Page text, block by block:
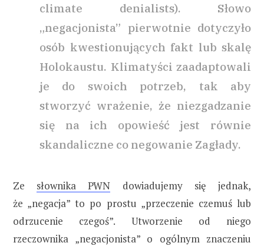
climate denialists). Słowo
„negacjonista” pierwotnie dotyczyło
osób kwestionujących fakt lub skalę
Holokaustu. Klimatyści zaadaptowali
je do swoich potrzeb, tak aby
stworzyć wrażenie, że niezgadzanie
się na ich opowieść jest równie
skandaliczne co negowanie Zagłady.
Ze słownika PWN dowiadujemy się jednak,
że „negacja” to po prostu „przeczenie czemuś lub
odrzucenie czegoś”. Utworzenie od niego
rzeczownika „negacjonista” o ogólnym znaczeniu